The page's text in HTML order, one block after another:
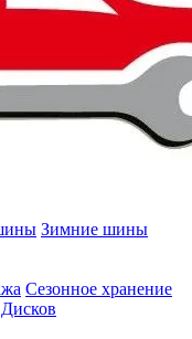
Зимние шины
Сезонное хранение